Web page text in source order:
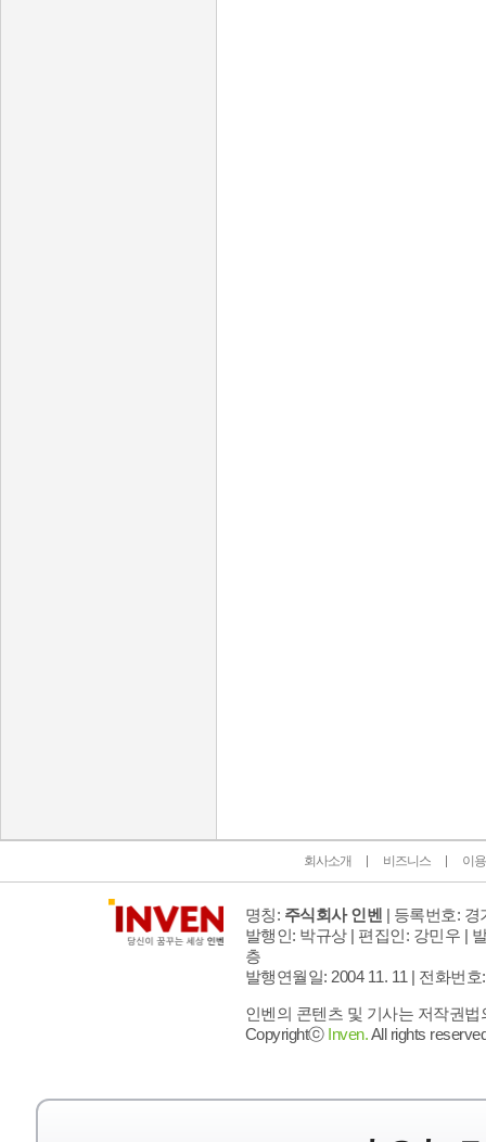
회사소개 비즈니스 이
명칭: 주식회사 인벤 | 등록번호: 경
발행인: 박규상 | 편집인: 강민우 |
층
발행연월일: 2004 11. 11 | 전화번호
인벤의 콘텐츠 및 기사는 저작권
Copyrightⓒ Inven.All rights